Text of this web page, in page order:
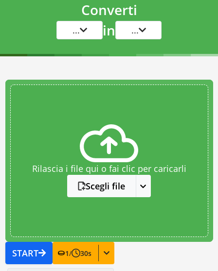
Converti
... in ...
Rilascia i file qui o fai clic per caricarli
Scegli file
START 1/ 30s